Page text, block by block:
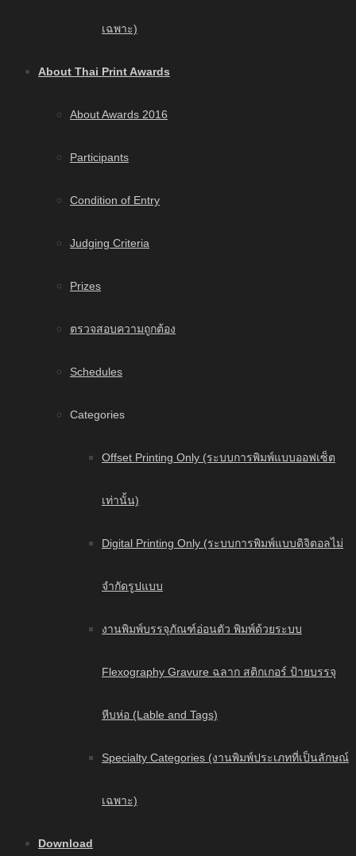
เฉพาะ)
About Thai Print Awards
About Awards 2016
Participants
Condition of Entry
Judging Criteria
Prizes
ตรวจสอบความถูกต้อง
Schedules
Categories
Offset Printing Only (ระบบการพิมพ์แบบออฟเซ็ต
เท่านั้น)
Digital Printing Only (ระบบการพิมพ์แบบดิจิตอลไม่
จำกัดรูปแบบ
งานพิมพ์บรรจุภัณฑ์อ่อนตัว พิมพ์ด้วยระบบ
Flexography Gravure ฉลาก สติกเกอร์ ป้ายบรรจุ
หีบห่อ (Lable and Tags)
Specialty Categories (งานพิมพ์ประเภทที่เป็นลักษณ์
เฉพาะ)
Download